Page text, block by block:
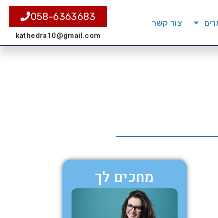
צור קשר
058-6363683
kathedra10@gmail.com
מחכים לך